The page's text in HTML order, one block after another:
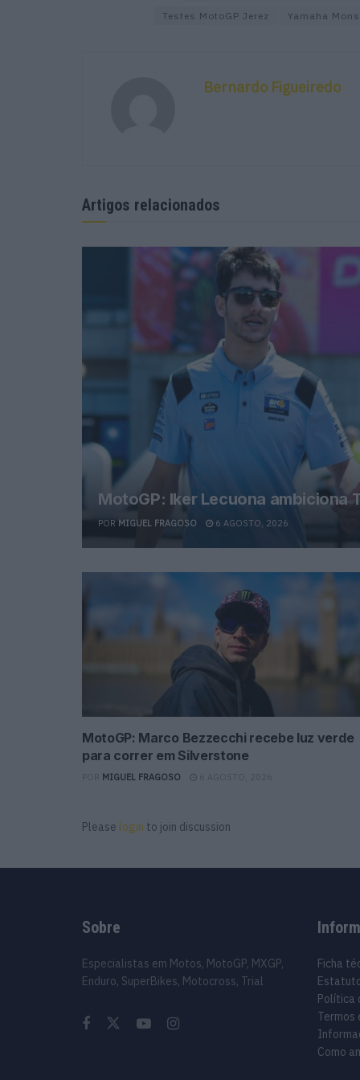
Testes MotoGP Jerez
Yamaha
Bernardo Figueiredo
Artigos relacionados
MotoGP: Iker Lecuona ambiciona
POR MIGUEL FRAGOSO 6 AGOSTO, 2026
MotoGP: Marco Bezzecchi recebe luz verde
para correr em Silverstone
MIGUEL FRAGOSO 6 AGOSTO, 2026
Please login to join discussion
Sobre
Especialistas em Motos, MotoGP, MXGP,
Enduro, SuperBikes, Motocross, Trial
Ficha
Política
Termos
Como